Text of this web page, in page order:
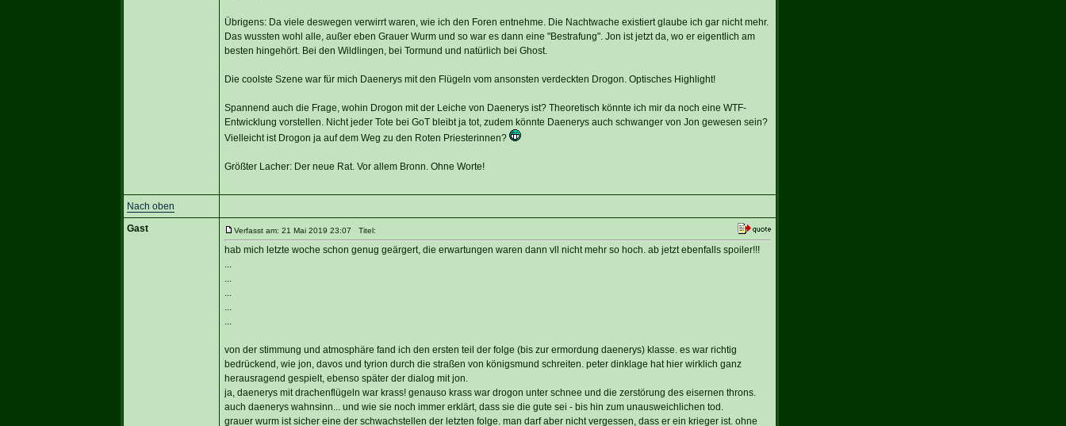
Übrigens: Da viele deswegen verwirrt waren, wie ich den Foren entnehme. Die Nachtwache existiert glaube ich gar nicht mehr.
Das wussten wohl alle, außer eben Grauer Wurm und so war es dann eine "Bestrafung". Jon ist jetzt da, wo er eigentlich am
besten hingehört. Bei den Wildlingen, bei Tormund und natürlich bei Ghost.
Die coolste Szene war für mich Daenerys mit den Flügeln vom ansonsten verdeckten Drogon. Optisches Highlight!
Spannend auch die Frage, wohin Drogon mit der Leiche von Daenerys ist? Theoretisch könnte ich mir da noch eine WTF-
Entwicklung vorstellen. Nicht jeder Tote bei GoT bleibt ja tot, zudem könnte Daenerys auch schwanger von Jon gewesen sein?
Vielleicht ist Drogon ja auf dem Weg zu den Roten Priesterinnen?
Größter Lacher: Der neue Rat. Vor allem Bronn. Ohne Worte!
Nach oben
Gast
Verfasst am: 21 Mai 2019 23:07 Titel:
hab mich letzte woche schon genug geärgert, die erwartungen waren dann vll nicht mehr so hoch. ab jetzt ebenfalls spoiler!!!
...
...
...
...
...
von der stimmung und atmosphäre fand ich den ersten teil der folge (bis zur ermordung daenerys) klasse. es war richtig
bedrückend, wie jon, davos und tyrion durch die straßen von königsmund schreiten. peter dinklage hat hier wirklich ganz
herausragend gespielt, ebenso später der dialog mit jon.
ja, daenerys mit drachenflügeln war krass! genauso krass war drogon unter schnee und die zerstörung des eisernen throns.
auch daenerys wahnsinn... und wie sie noch immer erklärt, dass sie die gute sei - bis hin zum unausweichlichen tod.
grauer wurm ist sicher eine der schwachstellen der letzten folge. man darf aber nicht vergessen, dass er ein krieger ist. ohne